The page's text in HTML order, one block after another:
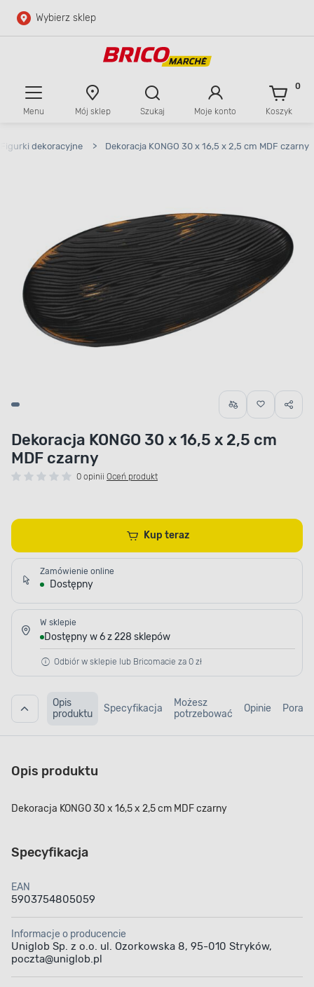
Przejdź do głównej zawartości
Wybierz sklep
Menu Mój sklep Szukaj Moje konto Koszyk
0
Figurki dekoracyjne > Dekoracja KONGO 30 x 16,5 x 2,5 cm MDF czarny
Dekoracja KONGO 30 x 16,5 x 2,5 cm
MDF czarny
0 opinii Oceń produkt
Kup teraz
Zamówienie online
Dostępny
W sklepie
Dostępny w 6 z 228 sklepów
Odbiór w sklepie lub Bricomacie za 0 zł
Opis
produktu
Specyfikacja
Możesz
potrzebować
Opinie Porady
Opis produktu
Dekoracja KONGO 30 x 16,5 x 2,5 cm MDF czarny
Specyfikacja
EAN
5903754805059
Informacje o producencie
Uniglob Sp. z o.o. ul. Ozorkowska 8, 95-010 Stryków,
poczta@uniglob.pl